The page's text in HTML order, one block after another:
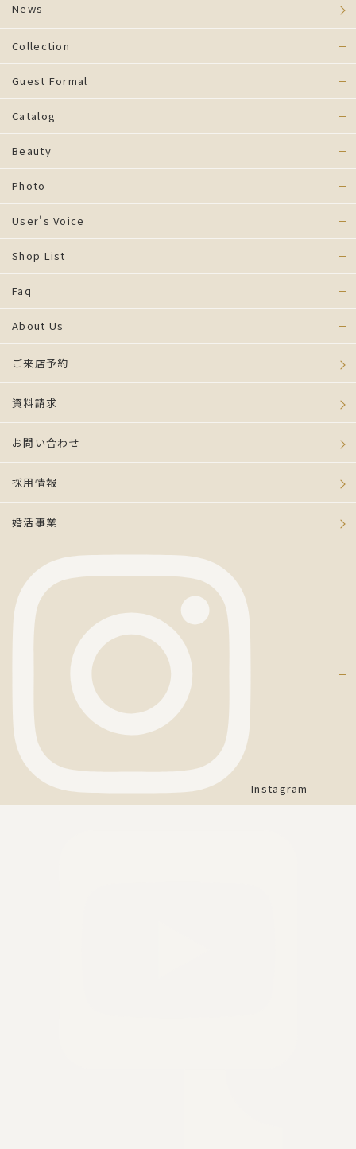
News
Collection
Guest Formal
Catalog
Beauty
Photo
User's Voice
Shop List
Faq
About Us
ご来店予約
資料請求
お問い合わせ
採用情報
婚活事業
Instagram